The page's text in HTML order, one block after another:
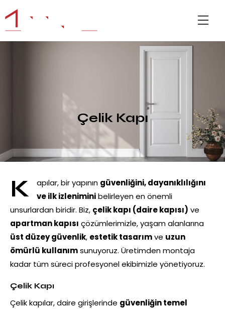
Çelik Kapı
K apılar, bir yapının güvenliğini, dayanıklılığını
ve ilk izleniminibelirleyen en önemli
unsurlardan biridir. Biz, çelik kapı (daire kapısı) ve
apartman kapısı çözümlerimizle, yaşam alanlarına
üst düzey güvenlik, estetik tasarımve uzun
ömürlü kullanımsunuyoruz. Üretimden montaja
kadar tüm süreci profesyonel ekibimizle yönetiyoruz.
Çelik Kapı
Çelik kapılar, daire girişlerinde güvenliğin temel